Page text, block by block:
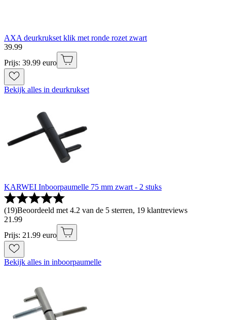
AXA deurkrukset klik met ronde rozet zwart
39.99
Prijs: 39.99 euro
Bekijk alles in deurkrukset
KARWEI Inboorpaumelle 75 mm zwart - 2 stuks
(19)Beoordeeld met 4.2 van de 5 sterren, 19 klantreviews
21 .99
Prijs: 21.99 euro
Bekijk alles in inboorpaumelle